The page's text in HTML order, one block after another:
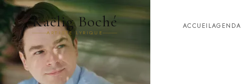
Kaëlig Boché
ARTISTE LYRIQUE
ACCUEILAGENDA